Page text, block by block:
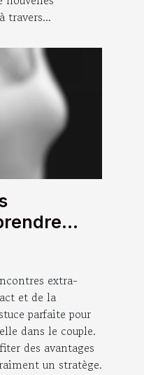
travers...
nuire à
extra-
et de la
parfaite pour
dans le couple.
des avantages
un stratège.